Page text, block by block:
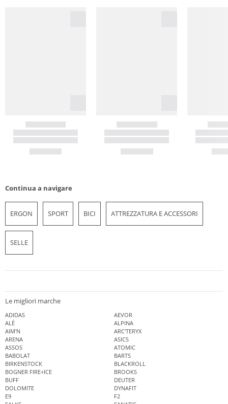
Continua a navigare
ERGON SPORT BICI ATTREZZATURA E ACCESSORI
SELLE
Le migliori marche
ADIDAS
AEVOR
ALÉ
ALPINA
AIM'N
ARC'TERYX
ARENA
ASICS
ASSOS
ATOMIC
BABOLAT
BARTS
BIRKENSTOCK
BLACKROLL
BOGNER FIRE+ICE
BROOKS
BUFF
DEUTER
DOLOMITE
DYNAFIT
E9
F2